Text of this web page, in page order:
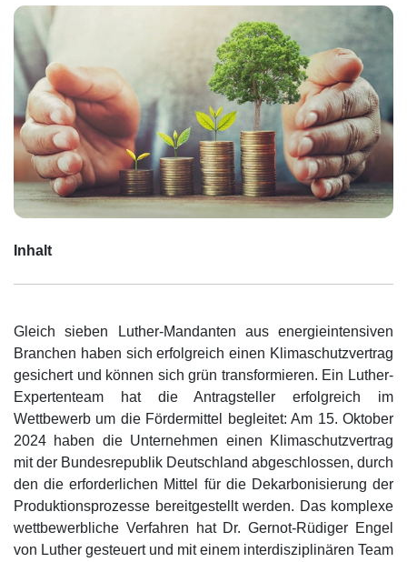
Inhalt
Gleich sieben Luther-Mandanten aus energieintensiven
Branchen haben sich erfolgreich einen Klimaschutzvertrag
gesichert und können sich grün transformieren. Ein Luther-
Expertenteam hat die Antragsteller erfolgreich im
Wettbewerb um die Fördermittel begleitet: Am 15. Oktober
2024 haben die Unternehmen einen Klimaschutzvertrag
mit der Bundesrepublik Deutschland abgeschlossen, durch
den die erforderlichen Mittel für die Dekarbonisierung der
Produktionsprozesse bereitgestellt werden. Das komplexe
wettbewerbliche Verfahren hat Dr. Gernot-Rüdiger Engel
von Luther gesteuert und mit einem interdisziplinären Team